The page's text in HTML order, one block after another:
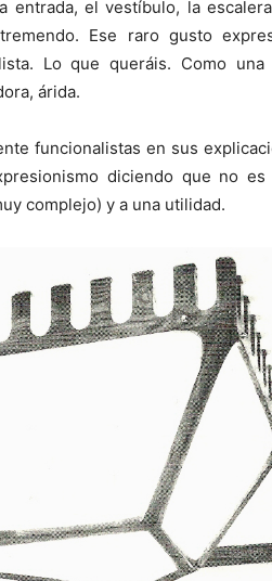
entrada, el vestíbulo, la
Ese raro gusto
Lo que queráis. Como
árida.
funcionalistas en sus
diciendo que no
complejo) y a una utilidad.